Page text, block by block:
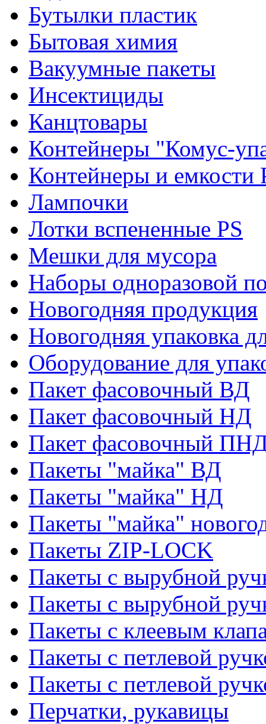
Бутылки пластик
Бытовая химия
Вакуумные пакеты
Инсектициды
Канцтовары
Контейнеры "Комус-
Контейнеры и емкости
Лампочки
Лотки вспененные PS
Мешки для мусора
Наборы одноразовой
Новогодняя продукция
Новогодняя упаковка
Оборудование для
Пакет фасовочный ВД
Пакет фасовочный НД
Пакет фасовочный
Пакеты "майка" ВД
Пакеты "майка" НД
Пакеты "майка"
Пакеты ZIP-LOCK
Пакеты с вырубной
Пакеты с вырубной
Пакеты с клеевым
Пакеты с петлевой
Пакеты с петлевой
Перчатки, рукавицы